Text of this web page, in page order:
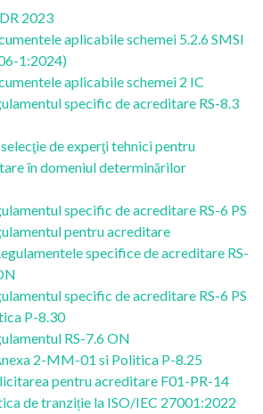
2023
aplicabile schemei 5.2.6 SMSI
1:2024)
aplicabile schemei 2 IC
specific de acreditare RS-8.3
de experţi tehnici pentru
în domeniul determinărilor
specific de acreditare RS-6 PS
pentru acreditare
specifice de acreditare RS-
specific de acreditare RS-6 PS
P-8.30
RS-7.6 ON
2-MM-01 si Politica P-8.25
pentru acreditare F01-PR-14
de tranziție la ISO/IEC 27001:2022